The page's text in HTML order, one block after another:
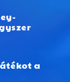
a